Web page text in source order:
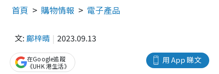
首頁 購物情報 電子產品
文: 鄺梓晴 2023.09.13
用 App 睇文
在Google追蹤
《UHK 港生活》